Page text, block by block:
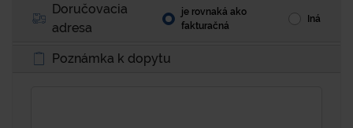
Doručovacia
adresa
je rovnaká ako
fakturačná
Iná
Poznámka k dopytu